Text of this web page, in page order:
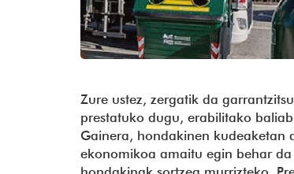
Zure ustez, zergatik da
prestatuko dugu, erabilitako
Gainera, hondakinen kudeaketan
ekonomikoa amaitu egin behar